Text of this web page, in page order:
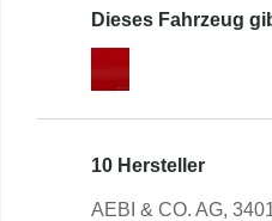
Dieses Fahrzeug
10 Hersteller
AEBI & CO. AG,